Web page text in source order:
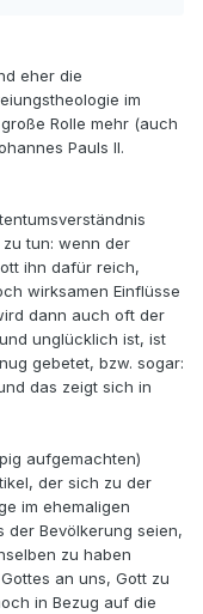
eher die
im
Rolle mehr (auch
Pauls II.
tun: wenn der
ihn dafür reich,
wirksamen Einflüsse
dann auch oft der
unglücklich ist, ist
gebetet, bzw. sogar:
das zeigt sich in
aufgemachten)
der sich zu der
im ehemaligen
der Bevölkerung seien,
zu haben
an uns, Gott zu
in Bezug auf die